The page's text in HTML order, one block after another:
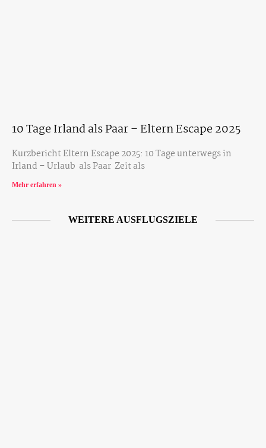
10 Tage Irland als Paar – Eltern Escape 2025
Kurzbericht Eltern Escape 2025: 10 Tage unterwegs in
Irland – Urlaub als Paar Zeit als
Mehr erfahren »
WEITERE AUSFLUGSZIELE